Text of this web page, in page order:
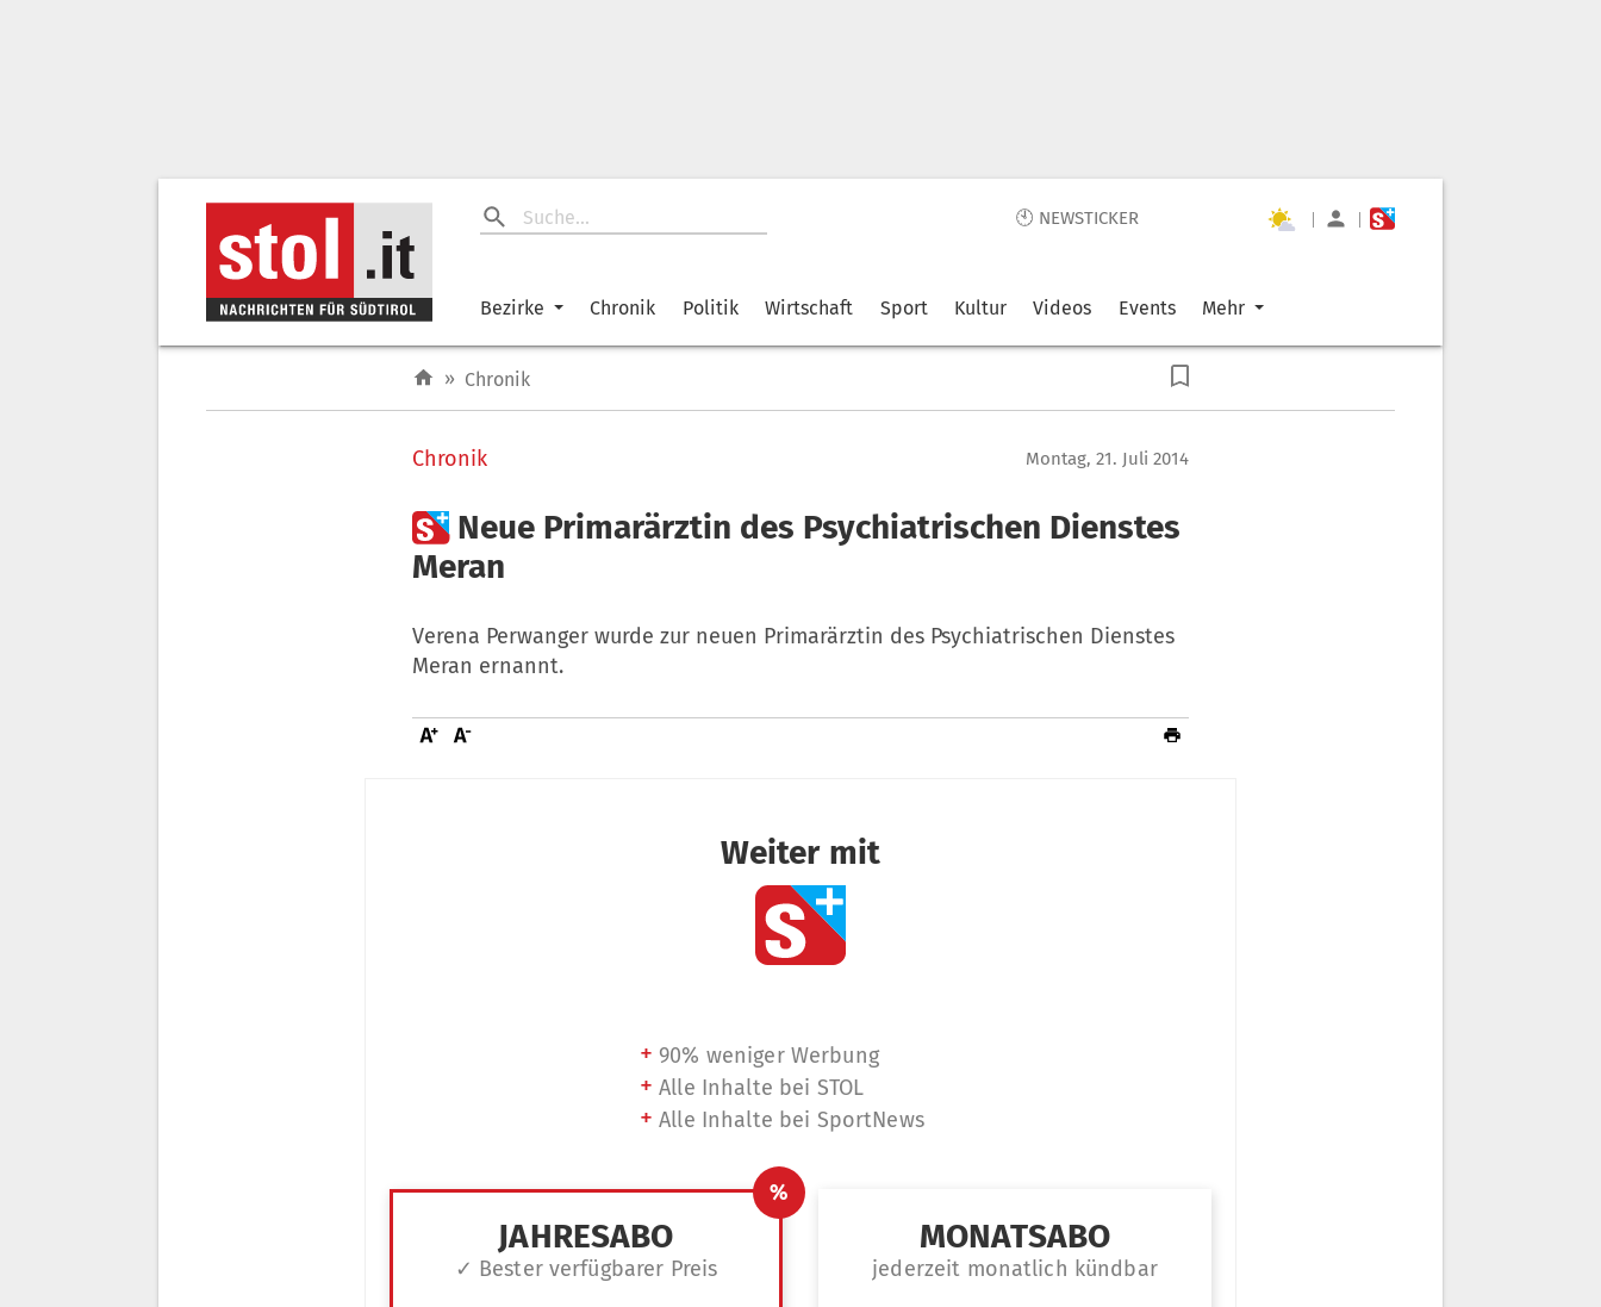
🕙 NEWSTICKER | |
Bezirke Chronik Politik Wirtschaft Sport Kultur Videos Events Mehr
» Chronik
Chronik Montag, 21. Juli 2014
 Neue Primarärztin des Psychiatrischen Dienstes
Meran
Verena Perwanger wurde zur neuen Primarärztin des Psychiatrischen Dienstes
Meran ernannt.